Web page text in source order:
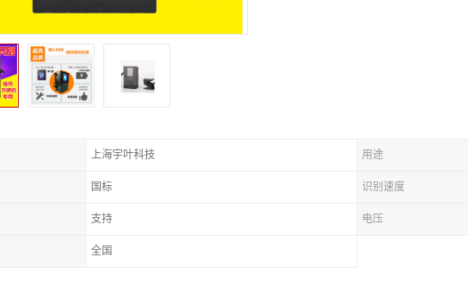
上海宇叶科技 用途
国标 识别速度
支持 电压
全国